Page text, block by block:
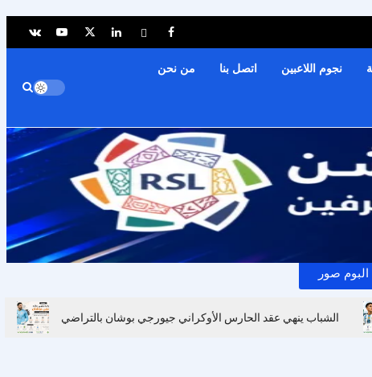
نجوم اللاعبين اتصل بنا من نحن
البوم صور
الشباب ينهي عقد الحارس الأوكراني جيورجي بوشان بالتراضي